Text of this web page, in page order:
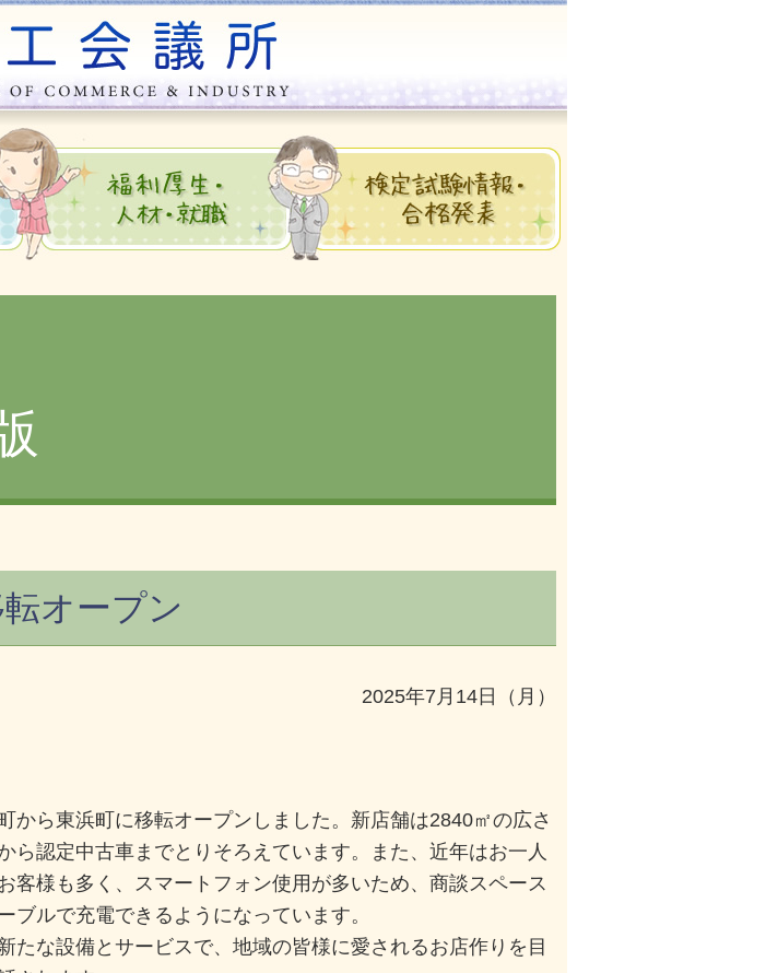
オープン
2025年7月14日（月）
から東浜町に移転オープンしました。新店舗は2840㎡の広さ
ら認定中古車までとりそろえています。また、近年はお一人
客様も多く、スマートフォン使用が多いため、商談スペース
ブルで充電できるようになっています。
たな設備とサービスで、地域の皆様に愛されるお店作りを目